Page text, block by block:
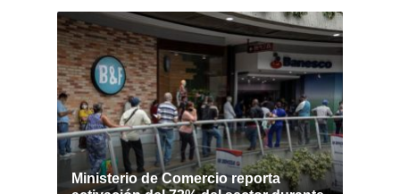
Ministerio de Comercio reporta